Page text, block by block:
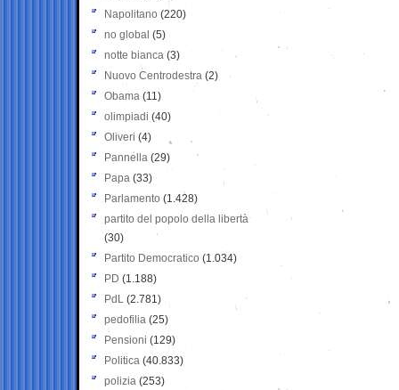
Napolitano (220)
no global (5)
notte bianca (3)
Nuovo Centrodestra (2)
Obama (11)
olimpiadi (40)
Oliveri (4)
Pannella (29)
Papa (33)
Parlamento (1.428)
partito del popolo della libertà
(30)
Partito Democratico (1.034)
PD (1.188)
PdL (2.781)
pedofilia (25)
Pensioni (129)
Politica (40.833)
polizia (253)